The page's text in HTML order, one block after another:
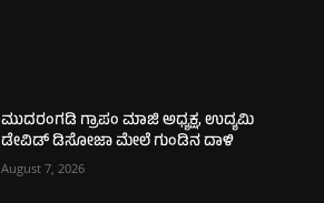
ಮುದರಂಗಡಿ ಗ್ರಾಪಂ ಮಾಜಿ ಅಧ್ಯಕ್ಷ, ಉದ್ಯಮಿ
ಡೇವಿಡ್‌ ಡಿಸೋಜಾ ಮೇಲೆ ಗುಂಡಿನ ದಾಳಿ
August 7, 2026